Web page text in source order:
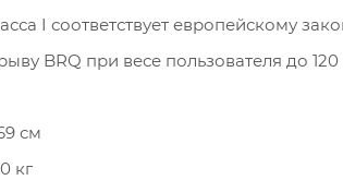
I соответствует европейскому
BRQ при весе пользователя до 120
см
кг